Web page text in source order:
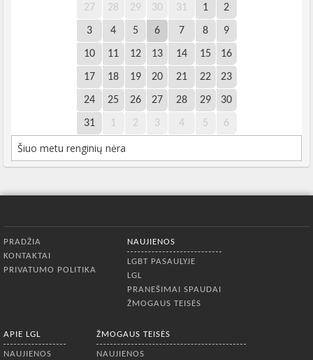
27 28 29 30 31 1 2
3 4 5 6 7 8 9
10 11 12 13 14 15 16
17 18 19 20 21 22 23
24 25 26 27 28 29 30
31 1 2 3 4 5 6
Šiuo metu renginių nėra
PRADŽIA
KONTAKTAI
PRIVATUMO POLITIKA
NAUJIENOS
LGBT PASAULYJE
LGL
PRANEŠIMAI SPAUDAI
ŽMOGAUS TEISĖS
APIE LGL
NAUJIENOS
ŽMOGAUS TEISĖS
NAUJIENOS